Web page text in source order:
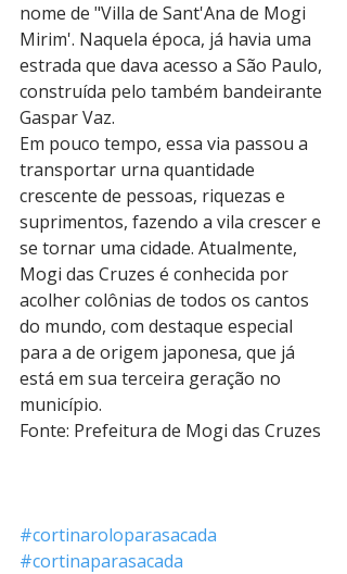
nome de "Villa de Sant'Ana de Mogi
Mirim'. Naquela época, já havia uma
estrada que dava acesso a São Paulo,
construída pelo também bandeirante
Gaspar Vaz.
Em pouco tempo, essa via passou a
transportar urna quantidade
crescente de pessoas, riquezas e
suprimentos, fazendo a vila crescer e
se tornar uma cidade. Atualmente,
Mogi das Cruzes é conhecida por
acolher colônias de todos os cantos
do mundo, com destaque especial
para a de origem japonesa, que já
está em sua terceira geração no
município.
Fonte: Prefeitura de Mogi das Cruzes
#cortinaroloparasacada
#cortinaparasacada